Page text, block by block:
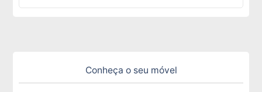
Conheça o seu móvel